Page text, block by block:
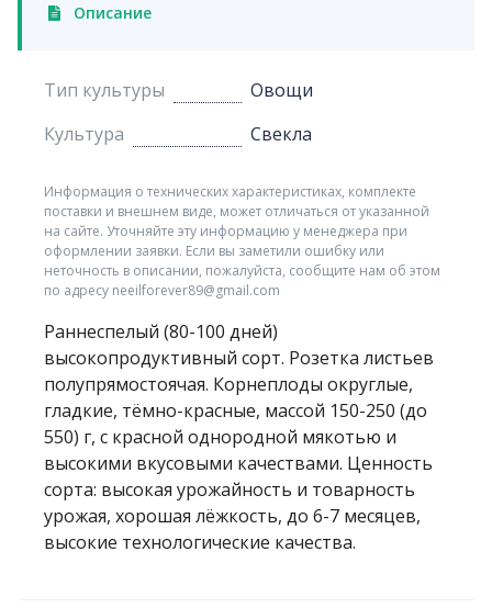
Описание
Тип культуры
Овощи
Культура
Свекла
Информация о технических характеристиках, комплекте
поставки и внешнем виде, может отличаться от указанной
на сайте. Уточняйте эту информацию у менеджера при
оформлении заявки. Если вы заметили ошибку или
неточность в описании, пожалуйста, сообщите нам об этом
по адресу neeilforever89@gmail.com
Раннеспелый (80-100 дней)
высокопродуктивный сорт. Розетка листьев
полупрямостоячая. Корнеплоды округлые,
гладкие, тёмно-красные, массой 150-250 (до
550) г, с красной однородной мякотью и
высокими вкусовыми качествами. Ценность
сорта: высокая урожайность и товарность
урожая, хорошая лёжкость, до 6-7 месяцев,
высокие технологические качества.